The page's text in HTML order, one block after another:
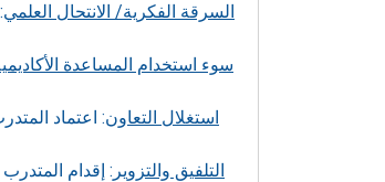
السرقة الفكرية/ الانتحال العلمي
سوء استخدام المساعدة
استغلال التعاون: اعتماد
التلفيق والتزوير : إقدام